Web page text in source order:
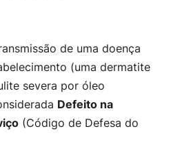
de uma doença
(uma dermatite
severa por óleo
Defeito na
(Código de Defesa do